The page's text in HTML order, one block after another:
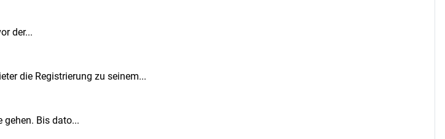
der...
die Registrierung zu seinem...
Bis dato...